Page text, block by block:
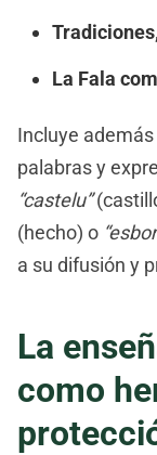
La Fala
Incluye además
palabras y
“castelu”
(hecho) o
a su difusión y
La
como